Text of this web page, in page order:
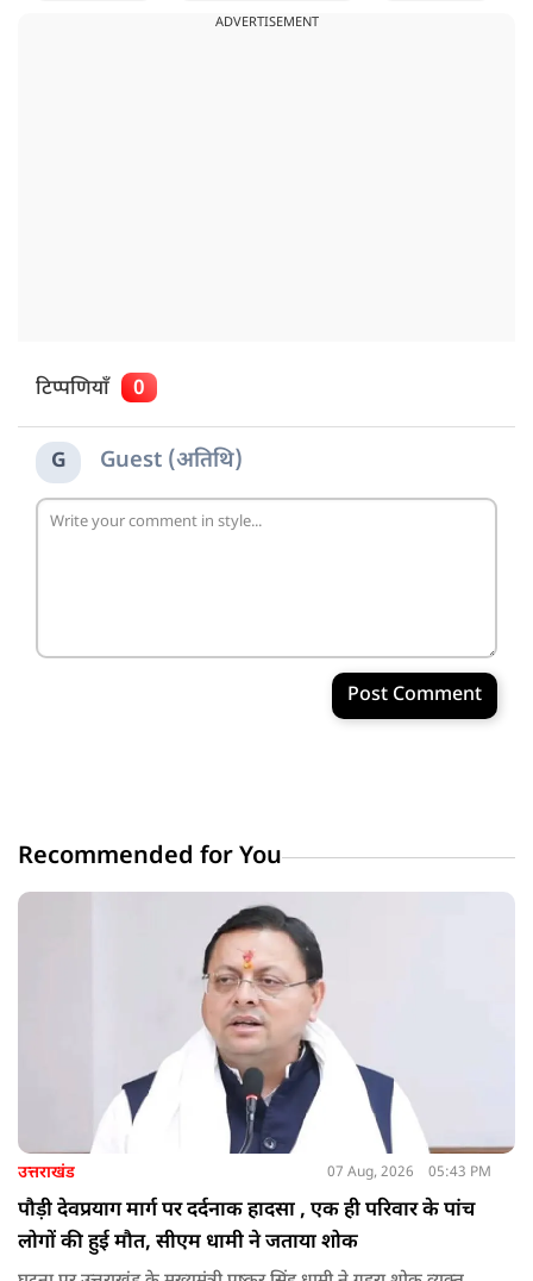
ADVERTISEMENT
टिप्पणियाँ 0
G Guest (अतिथि)
Post Comment
Recommended for You
उत्तराखंड 07 Aug, 2026 05:43 PM
पौड़ी देवप्रयाग मार्ग पर दर्दनाक हादसा , एक ही परिवार के पांच
लोगों की हुई मौत, सीएम धामी ने जताया शोक